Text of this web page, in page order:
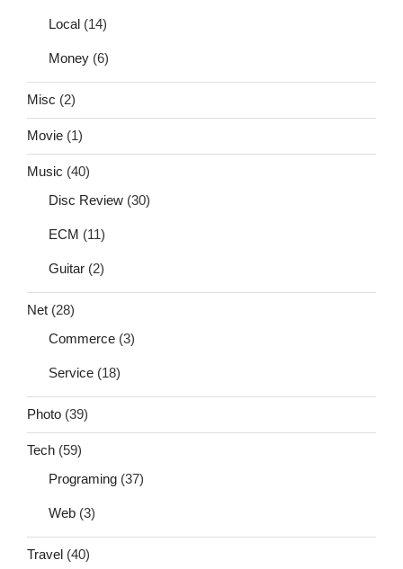
Local (14)
Money (6)
Misc (2)
Movie (1)
Music (40)
Disc Review (30)
ECM (11)
Guitar (2)
Net (28)
Commerce (3)
Service (18)
Photo (39)
Tech (59)
Programing (37)
Web (3)
Travel (40)